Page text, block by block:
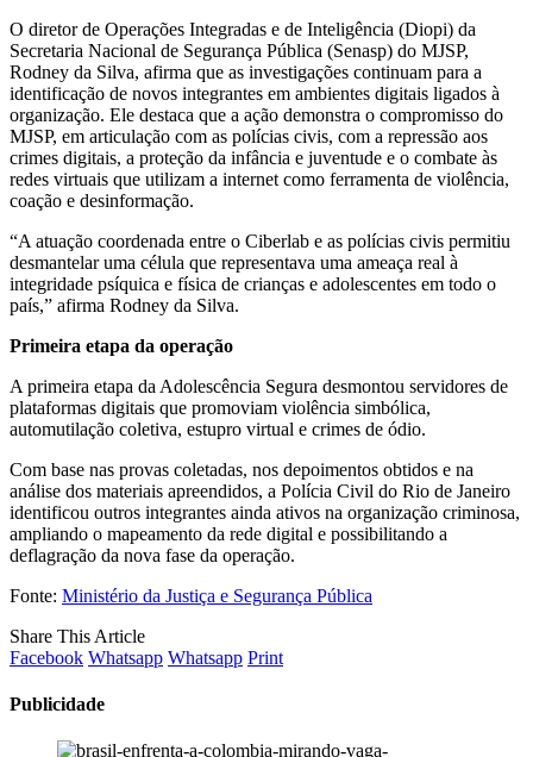
O diretor de Operações Integradas e de Inteligência (Diopi) da
Secretaria Nacional de Segurança Pública (Senasp) do MJSP,
Rodney da Silva, afirma que as investigações continuam para a
identificação de novos integrantes em ambientes digitais ligados à
organização. Ele destaca que a ação demonstra o compromisso do
MJSP, em articulação com as polícias civis, com a repressão aos
crimes digitais, a proteção da infância e juventude e o combate às
redes virtuais que utilizam a internet como ferramenta de violência,
coação e desinformação.
“A atuação coordenada entre o Ciberlab e as polícias civis permitiu
desmantelar uma célula que representava uma ameaça real à
integridade psíquica e física de crianças e adolescentes em todo o
país,” afirma Rodney da Silva.
Primeira etapa da operação
A primeira etapa da Adolescência Segura desmontou servidores de
plataformas digitais que promoviam violência simbólica,
automutilação coletiva, estupro virtual e crimes de ódio.
Com base nas provas coletadas, nos depoimentos obtidos e na
análise dos materiais apreendidos, a Polícia Civil do Rio de Janeiro
identificou outros integrantes ainda ativos na organização criminosa,
ampliando o mapeamento da rede digital e possibilitando a
deflagração da nova fase da operação.
Fonte: Ministério da Justiça e Segurança Pública
Share This Article
Facebook Whatsapp Whatsapp Print
Publicidade